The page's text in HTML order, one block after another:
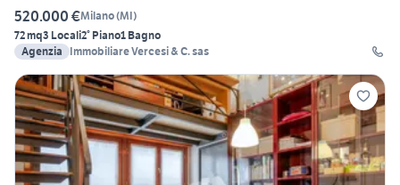
520.000 €Milano(MI)
72 mq3 Locali2° Piano1 Bagno
Agenzia
Immobiliare Vercesi & C. sas